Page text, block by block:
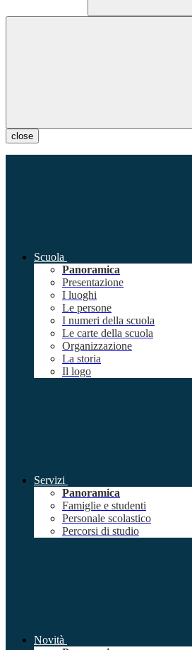
close
Scuola
Panoramica
Presentazione
I luoghi
Le persone
I numeri della scuola
Le carte della scuola
Organizzazione
La storia
Il logo
Servizi
Panoramica
Famiglie e studenti
Personale scolastico
Percorsi di studio
Novità